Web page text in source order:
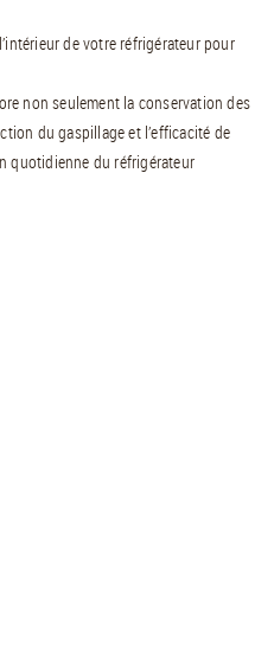
de votre réfrigérateur pour
non seulement la conservation des
du gaspillage et l’efficacité de
quotidienne du réfrigérateur